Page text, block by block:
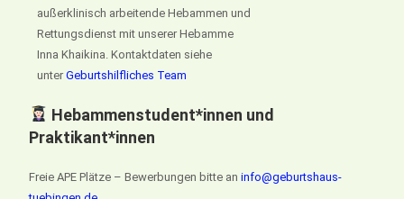
außerklinisch arbeitende Hebammen und
Rettungsdienst mit unserer Hebamme
Inna Khaikina. Kontaktdaten siehe
unterGeburtshilfliches Team
Hebammenstudent*innen und
Praktikant*innen
Freie APE Plätze – Bewerbungen bitte aninfo@geburtshaus-